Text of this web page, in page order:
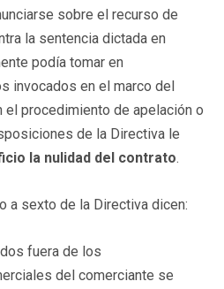
sobre el recurso de
la sentencia dictada en
podía tomar en
invocados en el marco del
procedimiento de apelación o
de la Directiva le
la nulidad del contrato.
a sexto de la Directiva dicen:
fuera de los
del comerciante se